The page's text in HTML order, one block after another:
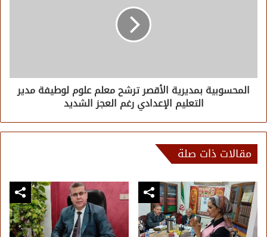
المحسوبية بمديرية الأقصر ترشح معلم علوم لوطيفة مدير
التعليم الإعدادي رغم العجز الشديد
مقالات ذات صلة